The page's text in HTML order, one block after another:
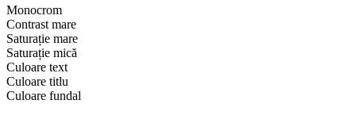
Monocrom
Contrast mare
Saturație mare
Saturație mică
Culoare text
Culoare titlu
Culoare fundal